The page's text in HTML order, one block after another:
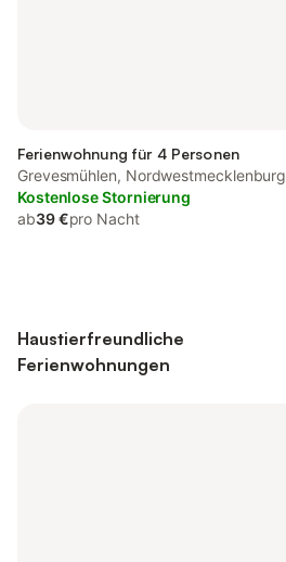
Ferienwohnung für 4 Personen
Grevesmühlen, Nordwestmecklenburg
(Wismar und Umgebung)
Kostenlose Stornierung
ab39 €pro Nacht
Haustierfreundliche
Ferienwohnungen